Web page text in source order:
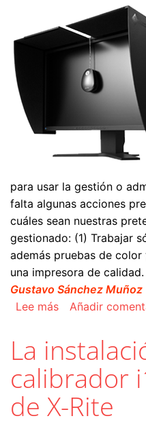
para usar la gestión o
falta algunas acciones
cuáles sean nuestras
gestionado: (1) Trabajar
además pruebas de
una impresora de calidad.
Gustavo Sánchez Muñoz
Lee mássobre Pasos
Añadir
La
calibrador
de X-Rite